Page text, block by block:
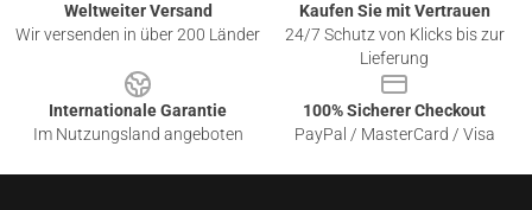
Weltweiter Versand
Wir versenden in über 200 Länder
Kaufen Sie mit Vertrauen
24/7 Schutz von Klicks bis zur
Lieferung
Internationale Garantie
Im Nutzungsland angeboten
100% Sicherer Checkout
PayPal / MasterCard / Visa